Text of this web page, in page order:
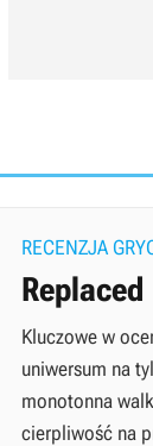
RECENZJA
Replaced
Kluczowe w
uniwersum na
monotonna
cierpliwość na